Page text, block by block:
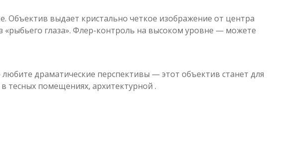
выдает кристально четкое изображение от центра
«рыбьего глаза». Флер-контроль на высоком уровне — можете
драматические перспективы — этот объектив станет для
тесных помещениях, архитектурной .